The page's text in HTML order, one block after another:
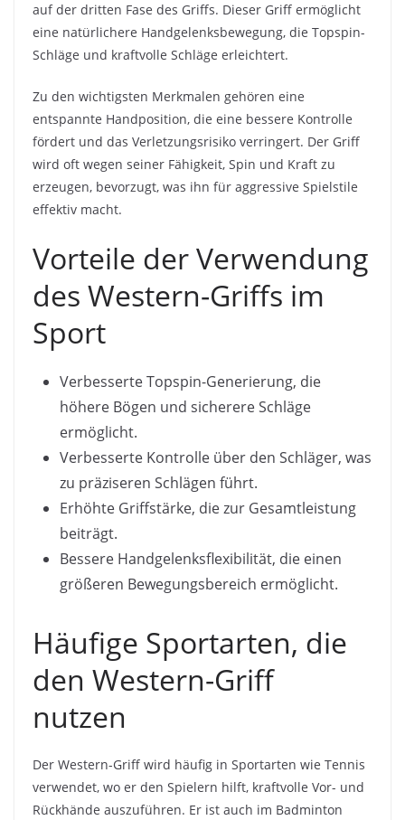
auf der dritten Fase des Griffs. Dieser Griff ermöglicht
eine natürlichere Handgelenksbewegung, die Topspin-
Schläge und kraftvolle Schläge erleichtert.
Zu den wichtigsten Merkmalen gehören eine
entspannte Handposition, die eine bessere Kontrolle
fördert und das Verletzungsrisiko verringert. Der Griff
wird oft wegen seiner Fähigkeit, Spin und Kraft zu
erzeugen, bevorzugt, was ihn für aggressive Spielstile
effektiv macht.
Vorteile der Verwendung
des Western-Griffs im
Sport
Verbesserte Topspin-Generierung, die
höhere Bögen und sicherere Schläge
ermöglicht.
Verbesserte Kontrolle über den Schläger, was
zu präziseren Schlägen führt.
Erhöhte Griffstärke, die zur Gesamtleistung
beiträgt.
Bessere Handgelenksflexibilität, die einen
größeren Bewegungsbereich ermöglicht.
Häufige Sportarten, die
den Western-Griff
nutzen
Der Western-Griff wird häufig in Sportarten wie Tennis
verwendet, wo er den Spielern hilft, kraftvolle Vor- und
Rückhände auszuführen. Er ist auch im Badminton